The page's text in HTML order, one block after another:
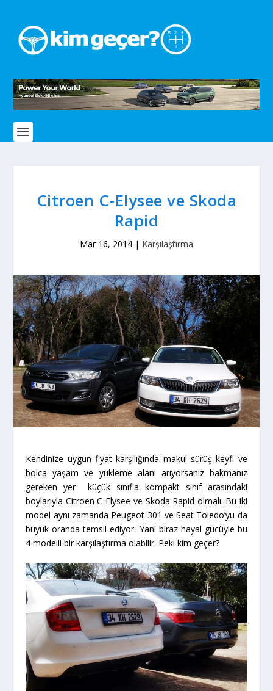
Citroen C-Elysee ve Skoda
Rapid
Mar 16, 2014 | Karşılaştırma
Kendinize uygun fiyat karşılığında makul sürüş keyfi ve
bolca yaşam ve yükleme alanı arıyorsanız bakmanız
gereken yer küçük sınıfla kompakt sınıf arasındaki
boylarıyla Citroen C-Elysee ve Skoda Rapid olmalı. Bu iki
model aynı zamanda Peugeot 301 ve Seat Toledo’yu da
büyük oranda temsil ediyor. Yani biraz hayal gücüyle bu
4 modelli bir karşılaştırma olabilir. Peki kim geçer?